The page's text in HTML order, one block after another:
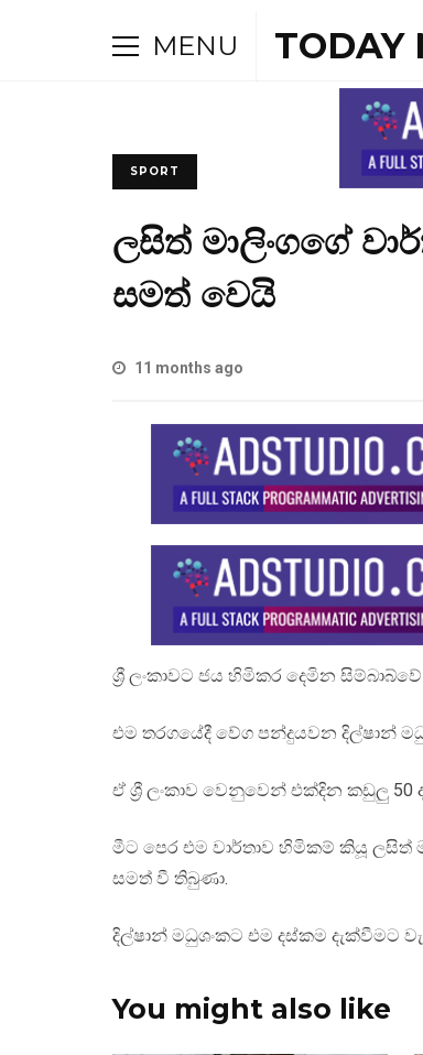
MENU TODAY
SPORT
ලසිත් මාලිංගගේ
සමත් වෙයි
11 months ago
ශ්‍රී ලංකාවට ජය හිමිකර දෙමින
එම තරගයේදී වේග පන්දුයවන දිල්ෂාන්
ඒ ශ්‍රී ලංකාව වෙනුවෙන් එක්දින කඩුලු
මීට පෙර එම වාර්තාව හිමිකම් කියූ ලසිත්
සමත් වී තිබුණා.
දිල්ෂාන් මධුශංකට එම දස්කම දැක්වීමට
You might also like